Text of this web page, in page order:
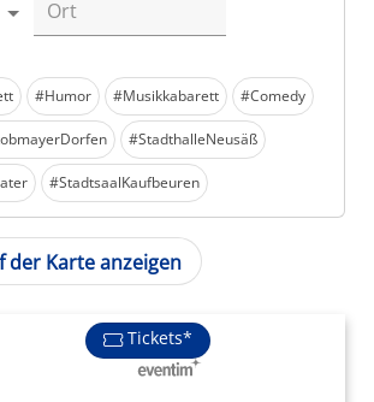
#Humor #Musikkabarett #Comedy
#StadthalleNeusäß
#StadtsaalKaufbeuren
der Karte anzeigen
Tickets*